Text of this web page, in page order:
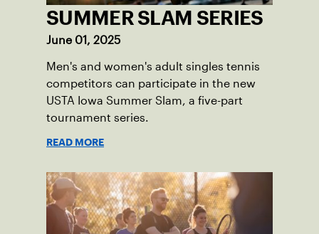
SUMMER SLAM SERIES
June 01, 2025
Men's and women's adult singles tennis
competitors can participate in the new
USTA Iowa Summer Slam, a five-part
tournament series.
READ MORE